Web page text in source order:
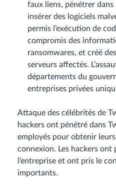
faux liens, pénétrer dans
insérer des logiciels
permis l’exécution de
compromis des
ransomwares, et créé
serveurs affectés.
départements du
entreprises privées
Attaque des célébrités de
hackers ont pénétré dans
employés pour obtenir
connexion. Les hackers ont
l’entreprise et ont pris le
importants.